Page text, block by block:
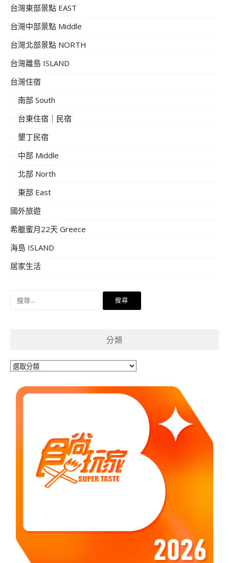
台灣東部景點 EAST
台灣中部景點 Middle
台灣北部景點 NORTH
台灣離島 ISLAND
台灣住宿
南部 South
台東住宿｜民宿
墾丁民宿
中部 Middle
北部 North
東部 East
國外旅遊
希臘蜜月22天 Greece
海島 ISLAND
居家生活
分類
分